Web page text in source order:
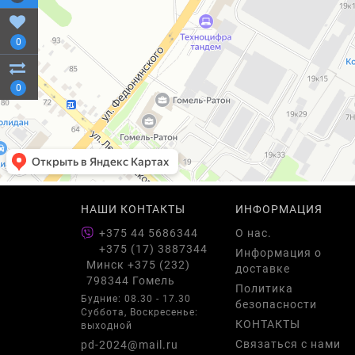
0
0
НАШИ КОНТАКТЫ
+375 44 5686344
+375 (17) 3887344
Минск +375 (232)
798344 Гомель
Будние: 08.30 - 17.30
Суббота, Воскресенье:
выходной
pd-2024@mail.ru
ИНФОРМАЦИЯ
О нас.
Информация о
доставке
Политика
безопасности
КОНТАКТЫ
Связаться с нами